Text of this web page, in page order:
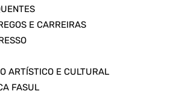
E CARREIRAS
ARTÍSTICO E CULTURAL
FASUL